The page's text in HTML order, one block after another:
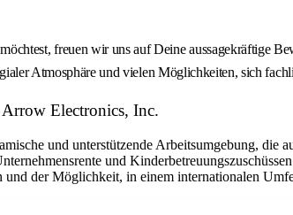
freuen wir uns auf Deine aussagekräftige
Atmosphäre und vielen Möglichkeiten, sich
Electronics, Inc.
und unterstützende Arbeitsumgebung, die
und
der Möglichkeit, in einem internationalen